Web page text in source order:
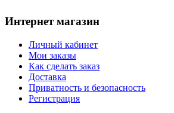
Интернет магазин
Личный кабинет
Мои заказы
Как сделать заказ
Доставка
Приватность и безопасность
Регистрация